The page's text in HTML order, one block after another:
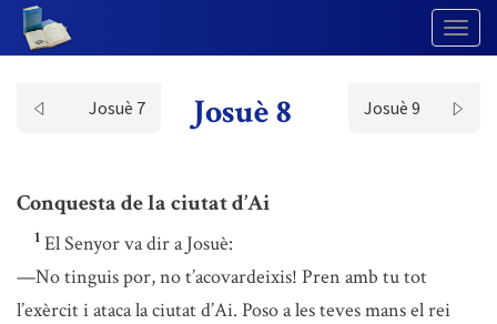
Josuè 7 Josuè 8 Josuè 9
Conquesta de la ciutat d’Ai
1 El Senyor va dir a Josuè:
—No tinguis por, no t’acovardeixis! Pren amb tu tot
l’exèrcit i ataca la ciutat d’Ai. Poso a les teves mans el rei